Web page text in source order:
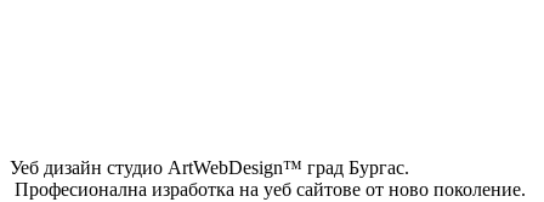
Уеб дизайн студио ArtWebDesign™ град Бургас.
Професионална изработка на уеб сайтове от ново поколение.